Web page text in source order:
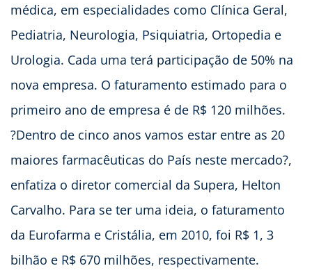
médica, em especialidades como Clínica Geral,
Pediatria, Neurologia, Psiquiatria, Ortopedia e
Urologia. Cada uma terá participação de 50% na
nova empresa. O faturamento estimado para o
primeiro ano de empresa é de R$ 120 milhões.
?Dentro de cinco anos vamos estar entre as 20
maiores farmacêuticas do País neste mercado?,
enfatiza o diretor comercial da Supera, Helton
Carvalho. Para se ter uma ideia, o faturamento
da Eurofarma e Cristália, em 2010, foi R$ 1, 3
bilhão e R$ 670 milhões, respectivamente.